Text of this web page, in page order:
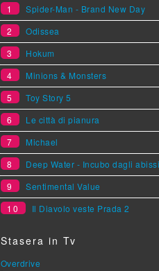
1
Spider-Man - Brand New Day
2
Odissea
3
Hokum
4
Minions & Monsters
5
Toy Story 5
6
Le città di pianura
7
Michael
8
Deep Water - Incubo dagli abissi
9
Sentimental Value
10
Il Diavolo veste Prada 2
Stasera in Tv
Overdrive